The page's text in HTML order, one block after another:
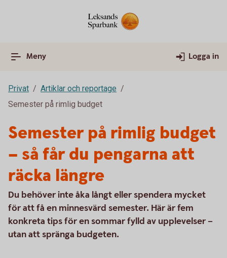
Meny Logga in
Privat
Artiklar och reportage
Semester på rimlig budget
Semester på rimlig budget
– så får du pengarna att
räcka längre
Du behöver inte åka långt eller spendera mycket
för att få en minnesvärd semester. Här är fem
konkreta tips för en sommar fylld av upplevelser –
utan att spränga budgeten.